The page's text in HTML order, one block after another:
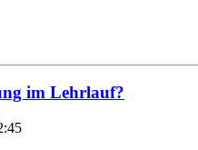
im Lehrlauf?